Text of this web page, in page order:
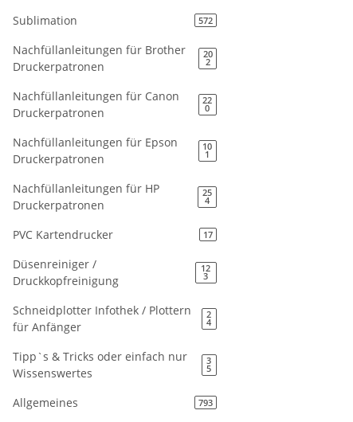
Sublimation 572
Nachfüllanleitungen für Brother
Druckerpatronen
20
2
Nachfüllanleitungen für Canon
Druckerpatronen
22
0
Nachfüllanleitungen für Epson
Druckerpatronen
10
1
Nachfüllanleitungen für HP
Druckerpatronen
25
4
PVC Kartendrucker 17
Düsenreiniger /
Druckkopfreinigung
12
3
Schneidplotter Infothek / Plottern
für Anfänger
2
4
Tipp`s & Tricks oder einfach nur
Wissenswertes
3
5
Allgemeines 793